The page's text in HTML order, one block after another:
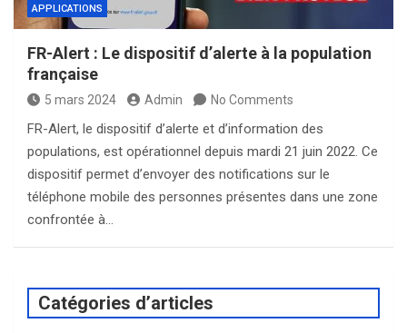
APPLICATIONS
FR-Alert : Le dispositif d’alerte à la population
française
5 mars 2024 Admin No Comments
FR-Alert, le dispositif d’alerte et d’information des
populations, est opérationnel depuis mardi 21 juin 2022. Ce
dispositif permet d’envoyer des notifications sur le
téléphone mobile des personnes présentes dans une zone
confrontée à…
Catégories d’articles